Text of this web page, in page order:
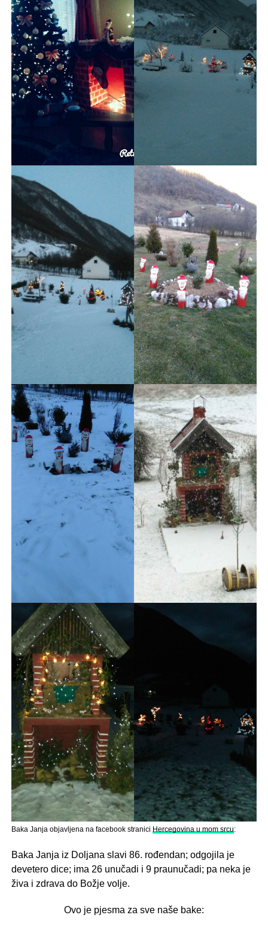
Baka Janja objavljena na facebook stranici Hercegovina u mom srcu:
Baka Janja iz Doljana slavi 86. rođendan; odgojila je
devetero dice; ima 26 unučadi i 9 praunučadi; pa neka je
živa i zdrava do Božje volje.
Ovo je pjesma za sve naše bake: